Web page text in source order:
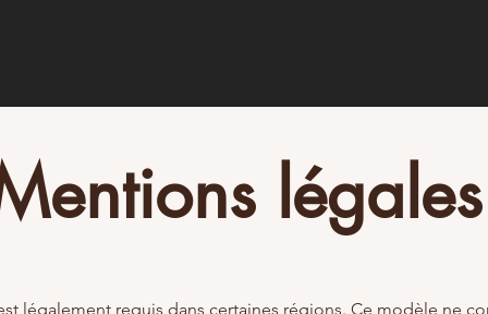
légales
légalement requis dans certaines régions. Ce modèle ne